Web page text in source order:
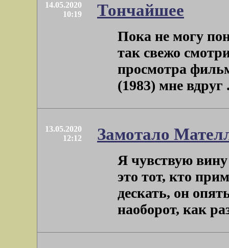
14.05.2020
10:19
Тончайшее
Пока не могу
так свежо
просмотра
(1983) мне вдруг
13.05.2020
12:12
Замотало
Я чувствую
это тот, кто
дескать, он
наоборот, как